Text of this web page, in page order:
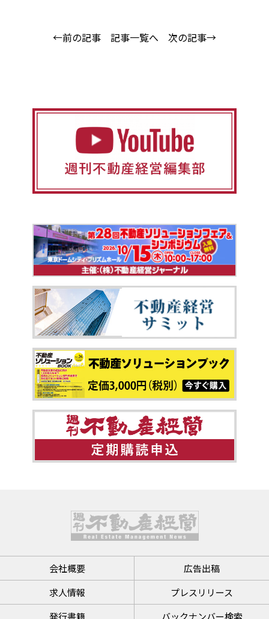
←前の記事 記事一覧へ 次の記事→
会社概要
広告出稿
求人情報
プレスリリース
発行書籍
バックナンバー検索